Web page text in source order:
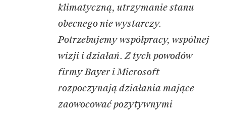
klimatyczną, utrzymanie stanu
obecnego nie wystarczy.
Potrzebujemy współpracy, wspólnej
wizji i działań. Z tych powodów
firmy Bayer i Microsoft
rozpoczynają działania mające
zaowocować pozytywnymi